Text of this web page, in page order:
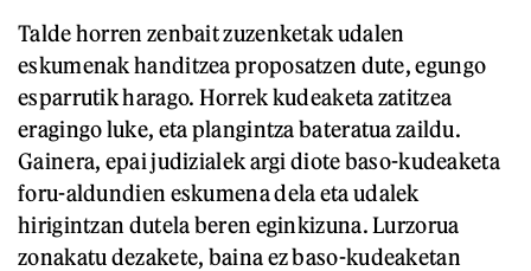
Talde horren zenbait zuzenketak udalen
eskumenak handitzea proposatzen dute, egungo
esparrutik harago. Horrek kudeaketa zatitzea
eragingo luke, eta plangintza bateratua zaildu.
Gainera, epai judizialek argi diote baso-kudeaketa
foru-aldundien eskumena dela eta udalek
hirigintzan dutela beren eginkizuna. Lurzorua
zonakatu dezakete, baina ez baso-kudeaketan